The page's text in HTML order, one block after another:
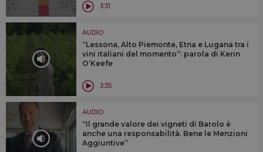
3:31
AUDIO
“Lessona, Alto Piemonte, Etna e Lugana tra i
vini italiani del momento”: parola di Kerin
O’Keefe
3:35
AUDIO
“Il grande valore dei vigneti di Barolo è
anche una responsabilità. Bene le Menzioni
Aggiuntive”